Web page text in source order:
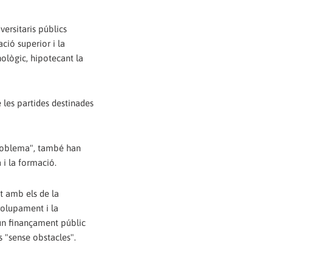
públics
superior i la
hipotecant la
partides destinades
també han
i la formació.
amb els de la
i la
finançament públic
obstacles".